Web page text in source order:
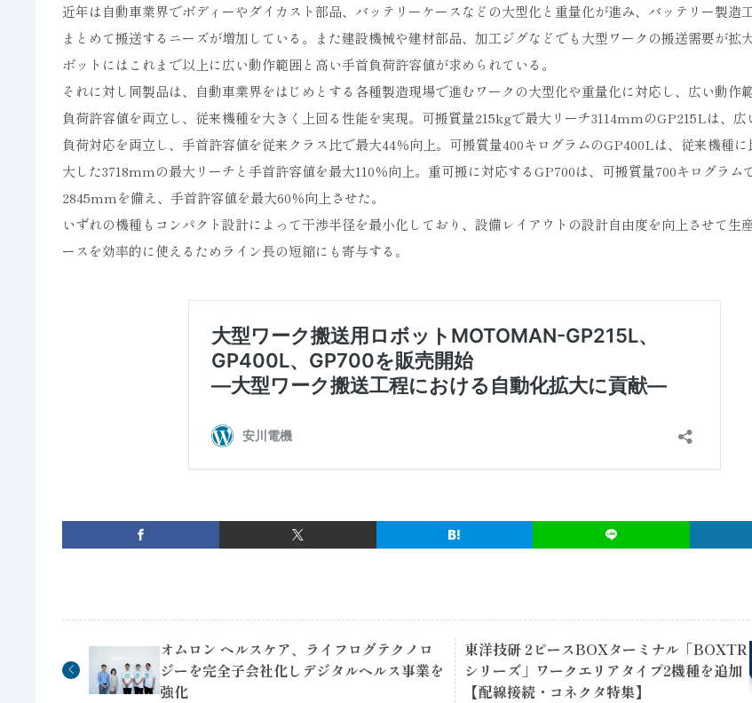
近年は自動車業界でボディーやダイカスト部品、バッテリーケースなどの大型化と重量化が進み、バッテリー製造
まとめて搬送するニーズが増加している。また建設機械や建材部品、加工ジグなどでも大型ワークの搬送需要が拡
ボットにはこれまで以上に広い動作範囲と高い手首負荷許容値が求められている。
それに対し同製品は、自動車業界をはじめとする各種製造現場で進むワークの大型化や重量化に対応し、広い動作
負荷許容値を両立し、従来機種を大きく上回る性能を実現。可搬質量215kgで最大リーチ3114mmのGP215Lは、広
負荷対応を両立し、手首許容値を従来クラス比で最大44％向上。可搬質量400キログラムのGP400Lは、従来機種
大した3718mmの最大リーチと手首許容値を最大110％向上。重可搬に対応するGP700は、可搬質量700キログラム
2845mmを備え、手首許容値を最大60％向上させた。
いずれの機種もコンパクト設計によって干渉半径を最小化しており、設備レイアウトの設計自由度を向上させて生
ースを効率的に使えるためライン長の短縮にも寄与する。
オムロン ヘルスケア、ライフログテクノロ
ジーを完全子会社化しデジタルヘルス事業を
強化
東洋技研 2ピースBOXターミナル「BOXTR
シリーズ」ワークエリアタイプ2機種を追加
【配線接続・コネクタ特集】